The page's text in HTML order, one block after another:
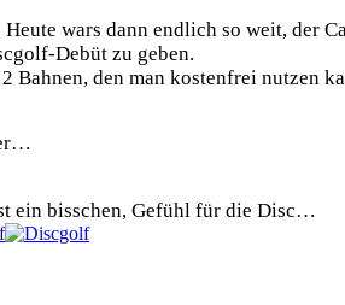
wars dann endlich so weit, der
Debüt zu geben.
Bahnen, den man kostenfrei nutzen
ein bisschen, Gefühl für die Disc…